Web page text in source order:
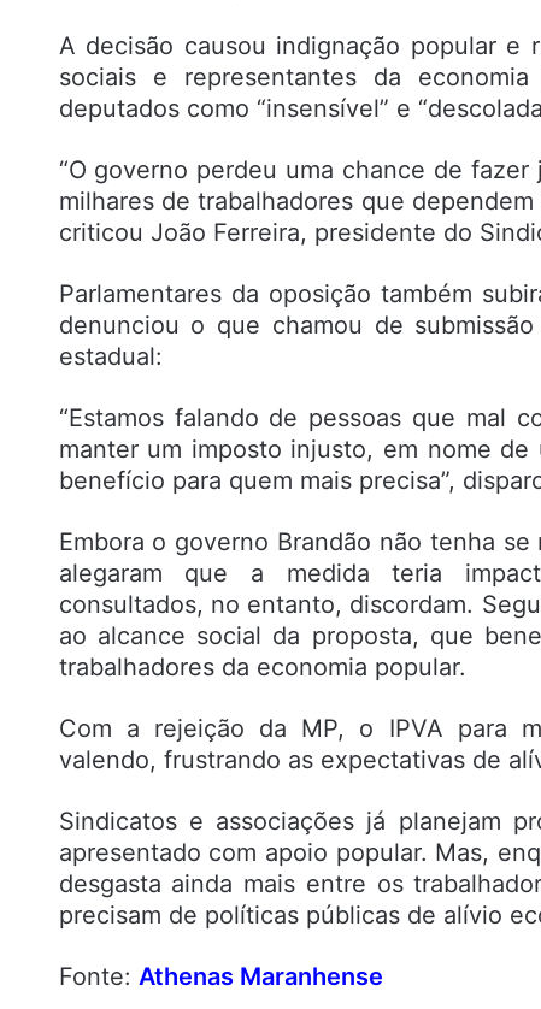
A decisão causou indignação popular e
sociais e representantes da
deputados como “insensível” e
“O governo perdeu uma chance de
milhares de trabalhadores que
criticou João Ferreira, presidente do
Parlamentares da oposição também
denunciou o que chamou de
estadual:
“Estamos falando de pessoas que mal
manter um imposto injusto, em nome
benefício para quem mais precisa”,
Embora o governo Brandão não tenha
alegaram que a medida teria
consultados, no entanto, discordam.
ao alcance social da proposta, que
trabalhadores da economia popular.
Com a rejeição da MP, o IPVA para
valendo, frustrando as expectativas de
Sindicatos e associações já planejam
apresentado com apoio popular. Mas,
desgasta ainda mais entre os
precisam de políticas públicas de alívio
Fonte: Athenas Maranhense